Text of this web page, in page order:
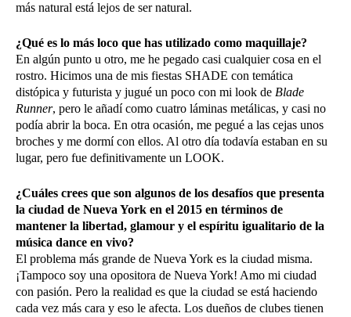
más natural está lejos de ser natural.
¿Qué es lo más loco que has utilizado como maquillaje?
En algún punto u otro, me he pegado casi cualquier cosa en el
rostro. Hicimos una de mis fiestas SHADE con temática
distópica y futurista y jugué un poco con mi look de Blade
Runner, pero le añadí como cuatro láminas metálicas, y casi no
podía abrir la boca. En otra ocasión, me pegué a las cejas unos
broches y me dormí con ellos. Al otro día todavía estaban en su
lugar, pero fue definitivamente un LOOK.
¿Cuáles crees que son algunos de los desafíos que presenta
la ciudad de Nueva York en el 2015 en términos de
mantener la libertad, glamour y el espíritu igualitario de la
música dance en vivo?
El problema más grande de Nueva York es la ciudad misma.
¡Tampoco soy una opositora de Nueva York! Amo mi ciudad
con pasión. Pero la realidad es que la ciudad se está haciendo
cada vez más cara y eso le afecta. Los dueños de clubes tienen